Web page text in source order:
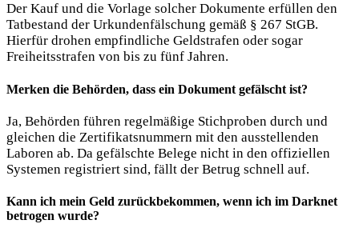
Der Kauf und die Vorlage solcher Dokumente erfüllen den
Tatbestand der Urkundenfälschung gemäß § 267 StGB.
Hierfür drohen empfindliche Geldstrafen oder sogar
Freiheitsstrafen von bis zu fünf Jahren.
Merken die Behörden, dass ein Dokument gefälscht ist?
Ja, Behörden führen regelmäßige Stichproben durch und
gleichen die Zertifikatsnummern mit den ausstellenden
Laboren ab. Da gefälschte Belege nicht in den offiziellen
Systemen registriert sind, fällt der Betrug schnell auf.
Kann ich mein Geld zurückbekommen, wenn ich im Darknet
betrogen wurde?